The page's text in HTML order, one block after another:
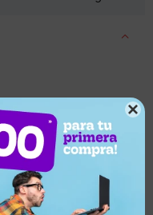

con la Mascarilla
Diseñada
y volumen, su fórmula
de alisado duradero,
más disciplinado